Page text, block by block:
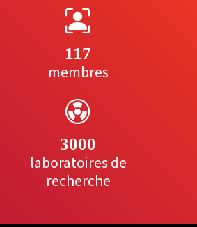
117
membres
3000
laboratoires de
recherche